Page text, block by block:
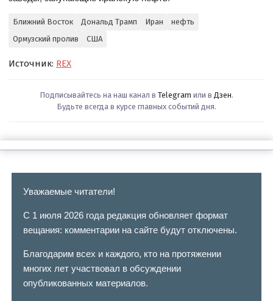
Ближний Восток Дональд Трамп Иран
нефть
Ормузский пролив
США
Источник: REX
Подписывайтесь на наш канал в Telegram или в Дзен.
Будьте всегда в курсе главных событий дня.
Уважаемые читатели!
С 1 июля 2026 года редакция обновляет формат
вещания: комментарии на сайте будут отключены.
Благодарим всех и каждого, кто на протяжении
многих лет участвовал в обсуждении
опубликованных материалов.